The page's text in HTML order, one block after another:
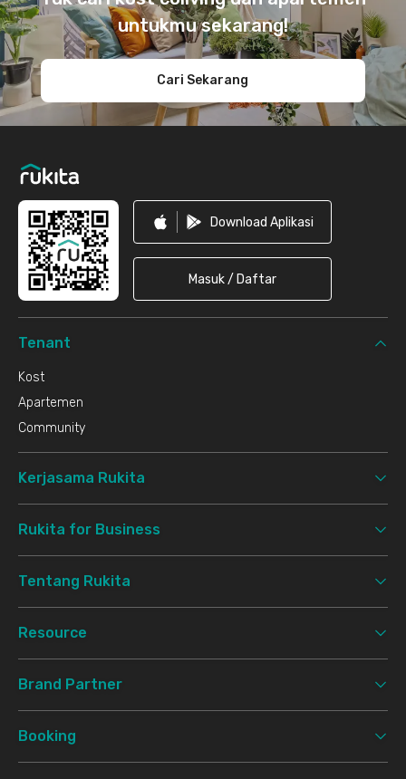
untukmu sekarang!
Cari Sekarang
Download Aplikasi
Masuk / Daftar
Tenant
Kost
Apartemen
Community
Kerjasama Rukita
Rukita for Business
Tentang Rukita
Resource
Brand Partner
Booking